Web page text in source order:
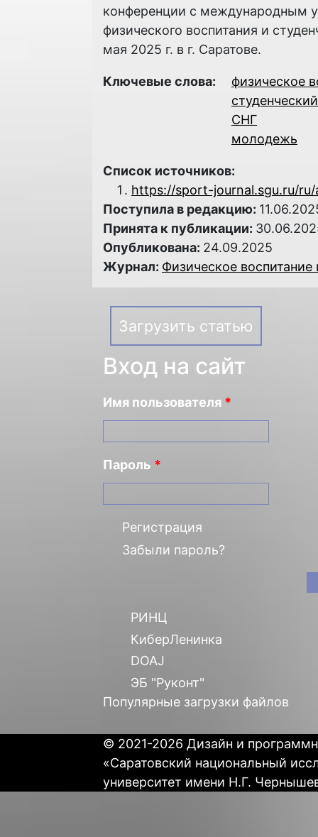
конференции с международным
физического воспитания и
мая 2025 г. в г. Саратове.
Ключевые слова:
физическое
СНГ
молодежь
Список источников:
https://sport-journal.sgu.ru/
Поступила в редакцию:
Принята к публикации:
Опубликована: 24.09.2025
Журнал: Физическое
Загрузить статью
Вход на сайт
Имя пользователя *
Пароль *
Регистрация
Забыли пароль?
РИНЦ
КиберЛенинка
DOAJ
ЭБ "Руконт"
Популярные загрузки файлов
© 2021-2026 Дизайн и
«Саратовский национальный
университет имени Н.Г.